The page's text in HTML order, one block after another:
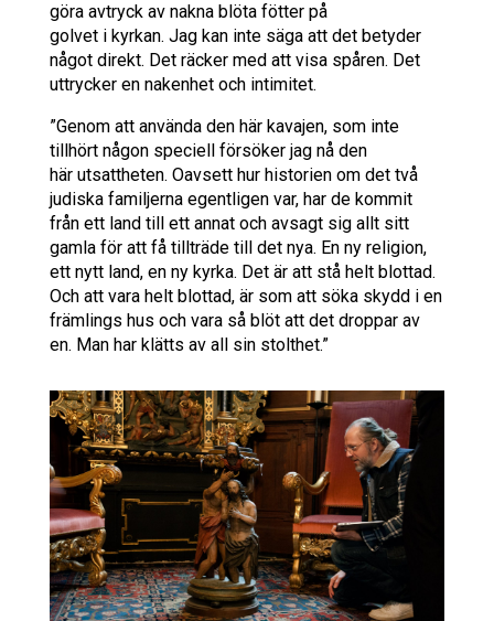
göra avtryck av nakna blöta fötter på
golvet i kyrkan. Jag kan inte säga att det betyder
något direkt. Det räcker med att visa spåren. Det
uttrycker en nakenhet och intimitet.
”Genom att använda den här kavajen, som inte
tillhört någon speciell försöker jag nå den
här utsattheten. Oavsett hur historien om det två
judiska familjerna egentligen var, har de kommit
från ett land till ett annat och avsagt sig allt sitt
gamla för att få tillträde till det nya. En ny religion,
ett nytt land, en ny kyrka. Det är att stå helt blottad.
Och att vara helt blottad, är som att söka skydd i en
främlings hus och vara så blöt att det droppar av
en. Man har klätts av all sin stolthet.”